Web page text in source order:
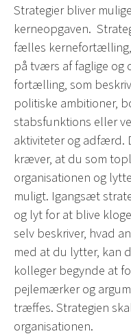
Strategier bliver
kerneopgaven.
fælles kernefortælling,
på tværs af faglige og
fortælling, som
politiske ambitioner,
stabsfunktions eller
aktiviteter og adfærd.
kræver, at du som
organisationen og
muligt. Igangsæt
og lyt for at blive
selv beskriver, hvad
med at du lytter, kan
kolleger begynde at
pejlemærker og
træffes. Strategien
organisationen.